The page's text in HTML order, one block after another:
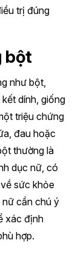
trị đúng
bột
như bột,
dính, giống
triệu chứng
đau hoặc
thường là
dục nữ, có
sức khỏe
nữ cần chú ý
xác định
hợp.